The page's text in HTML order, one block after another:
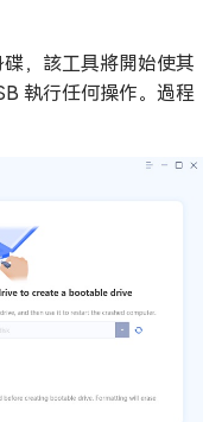
，該工具將開始使其
執行任何操作。過程